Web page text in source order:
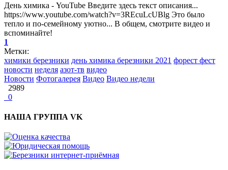
День химика - YouTube Введите здесь текст описания...
https://www.youtube.com/watch?v=3REcuLcUBlg Это было
тепло и по-семейному уютно... В общем, смотрите видео и
вспоминайте!
1
Метки:
химики березники день химика березники 2021 форест фест
новости неделя азот-тв видео
Новости Фотогалерея Видео Видео недели
2989
0
НАША ГРУППА VK